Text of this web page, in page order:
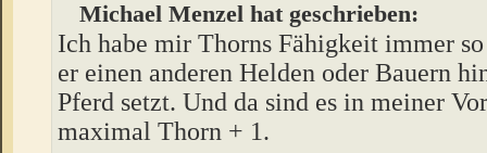
Michael Menzel hat geschrieben:
Ich habe mir Thorns Fähigkeit immer
er einen anderen Helden oder Bauern
Pferd setzt. Und da sind es in meiner
maximal Thorn + 1.